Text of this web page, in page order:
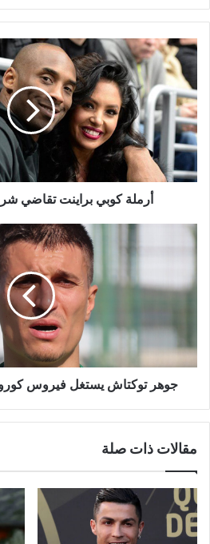
أرملة
كوبي
براينت
تقاضي
شرطة
لوس
أنجلوس
أرملة كوبي براينت تقاضي
جوهر
فيروس
طفله
الصغير!
جوهر توكتاش يستغل فيروس
مقالات ذات صلة